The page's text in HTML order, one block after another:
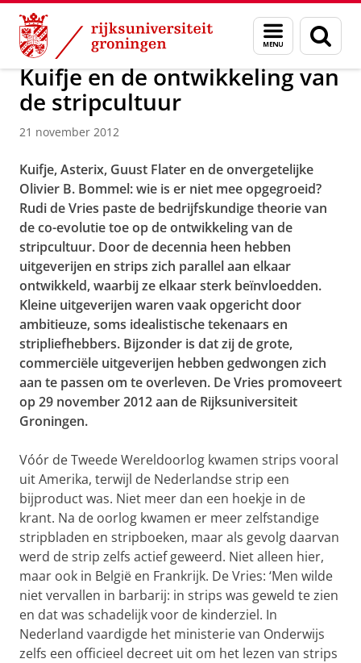
Skip
Content
Skip
Navigation
Menu
en
zoeken
Over ons Actueel Nieuws Nieuwsberichten
Kuifje en de ontwikkeling van
de stripcultuur
21 november 2012
Kuifje, Asterix, Guust Flater en de onvergetelijke
Olivier B. Bommel: wie is er niet mee opgegroeid?
Rudi de Vries paste de bedrijfskundige theorie van
de co-evolutie toe op de ontwikkeling van de
stripcultuur. Door de decennia heen hebben
uitgeverijen en strips zich parallel aan elkaar
ontwikkeld, waarbij ze elkaar sterk beïnvloedden.
Kleine uitgeverijen waren vaak opgericht door
ambitieuze, soms idealistische tekenaars en
stripliefhebbers. Bijzonder is dat zij de grote,
commerciële uitgeverijen hebben gedwongen zich
aan te passen om te overleven. De Vries promoveert
op 29 november 2012 aan de Rijksuniversiteit
Groningen.
Vóór de Tweede Wereldoorlog kwamen strips vooral
uit Amerika, terwijl de Nederlandse strip een
bijproduct was. Niet meer dan een hoekje in de
krant. Na de oorlog kwamen er meer zelfstandige
stripbladen en stripboeken, maar als gevolg daarvan
werd de strip zelfs actief geweerd. Niet alleen hier,
maar ook in België en Frankrijk. De Vries: ‘Men wilde
niet vervallen in barbarij: in strips was geweld te zien
en dat was schadelijk voor de kinderziel. In
Nederland vaardigde het ministerie van Onderwijs
zelfs een officieel decreet uit om het lezen van strips